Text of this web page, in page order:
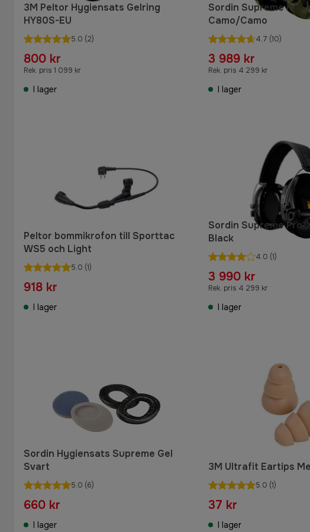
3M Peltor Hygiensats Gelring
HY80S-EU
5.0 (2)
800 kr
Rek. pris 1 099 kr
I lager
Sordin Supreme Pro-
Camo/Camo
4.7 (10)
3 989 kr
Rek. pris 4 299 kr
I lager
Peltor bommikrofon till Sporttac
WS5 och Light
5.0 (1)
918 kr
I lager
Sordin Supreme Pro-
Black
4.0 (1)
3 990 kr
Rek. pris 4 299 kr
I lager
Sordin Hygiensats Supreme Gel
Svart
5.0 (6)
660 kr
I lager
3M Ultrafit Eartips
5.0 (1)
37 kr
I lager